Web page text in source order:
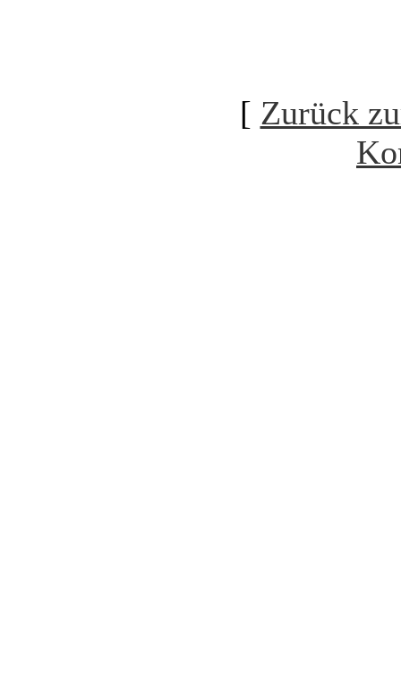
[ Zurück